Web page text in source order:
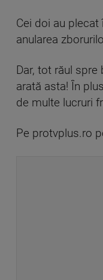
Cei doi au
anularea
Dar, tot răul spre
arată asta! În
de multe lucruri
Pe protvplus.ro